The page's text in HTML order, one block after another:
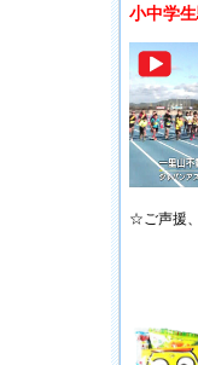
小中学
☆ご声援、